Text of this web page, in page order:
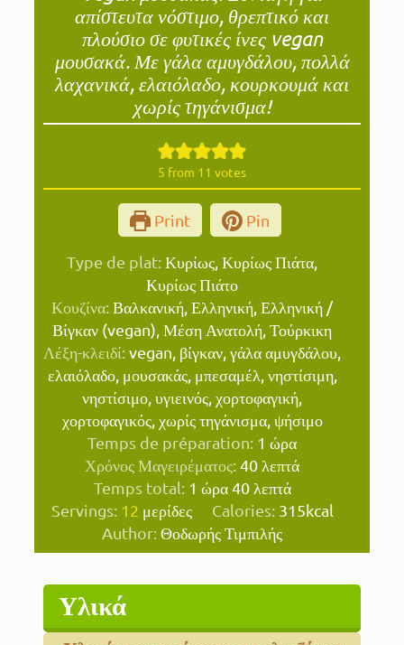
απίστευτα νόστιμο, θρεπτικό και
πλούσιο σε φυτικές ίνες vegan
μουσακά. Με γάλα αμυγδάλου, πολλά
λαχανικά, ελαιόλαδο, κουρκουμά και
χωρίς τηγάνισμα!
5 from 11 votes
Print Pin
Type de plat:Κυρίως, Κυρίως Πιάτα,
Κυρίως Πιάτο
Κουζίνα:Βαλκανική, Ελληνική, Ελληνική /
Βίγκαν (vegan), Μέση Ανατολή, Τούρκικη
Λέξη-κλειδί:vegan, βίγκαν, γάλα αμυγδάλου,
ελαιόλαδο, μουσακάς, μπεσαμέλ, νηστίσιμη,
νηστίσιμο, υγιεινός, χορτοφαγική,
χορτοφαγικός, χωρίς τηγάνισμα, ψήσιμο
Temps de préparation: 1 ώρα
ώρα
Χρόνος Μαγειρέματος:40λεπτά
λεπτά
Temps total: 1 ώρα
ώρα 40λεπτά
λεπτά
Servings: 12 μερίδες Calories: 315kcal
Author:Θοδωρής Τιμπιλής
Υλικά